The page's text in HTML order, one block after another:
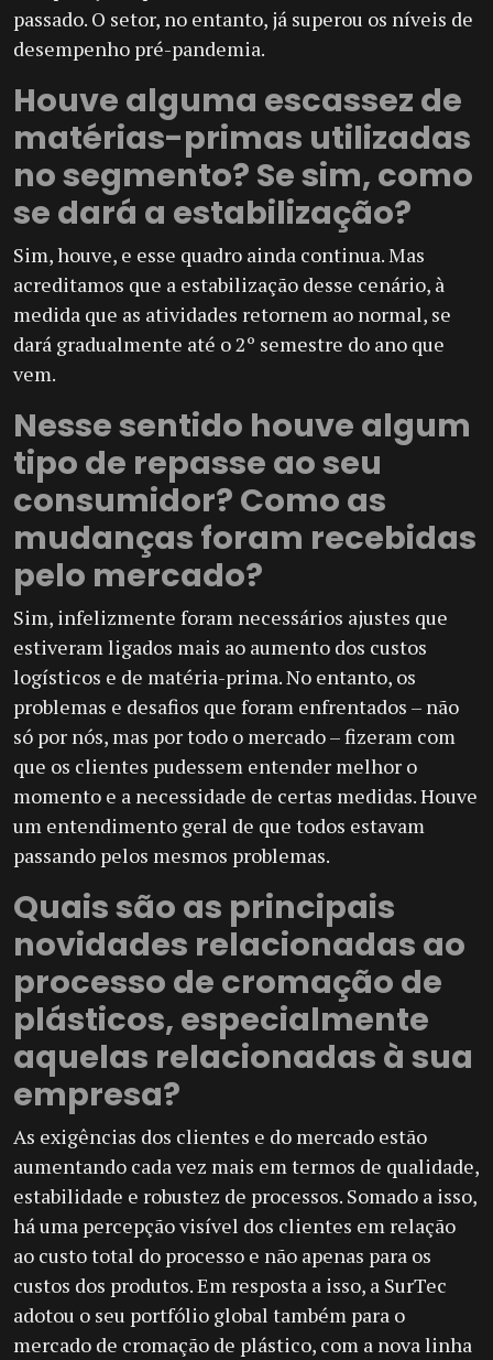
passado. O setor, no entanto, já superou os níveis de
desempenho pré-pandemia.
Houve alguma escassez de
matérias-primas utilizadas
no segmento? Se sim, como
se dará a estabilização?
Sim, houve, e esse quadro ainda continua. Mas
acreditamos que a estabilização desse cenário, à
medida que as atividades retornem ao normal, se
dará gradualmente até o 2º semestre do ano que
vem.
Nesse sentido houve algum
tipo de repasse ao seu
consumidor? Como as
mudanças foram recebidas
pelo mercado?
Sim, infelizmente foram necessários ajustes que
estiveram ligados mais ao aumento dos custos
logísticos e de matéria-prima. No entanto, os
problemas e desafios que foram enfrentados – não
só por nós, mas por todo o mercado – fizeram com
que os clientes pudessem entender melhor o
momento e a necessidade de certas medidas. Houve
um entendimento geral de que todos estavam
passando pelos mesmos problemas.
Quais são as principais
novidades relacionadas ao
processo de cromação de
plásticos, especialmente
aquelas relacionadas à sua
empresa?
As exigências dos clientes e do mercado estão
aumentando cada vez mais em termos de qualidade,
estabilidade e robustez de processos. Somado a isso,
há uma percepção visível dos clientes em relação
ao custo total do processo e não apenas para os
custos dos produtos. Em resposta a isso, a SurTec
adotou o seu portfólio global também para o
mercado de cromação de plástico, com a nova linha